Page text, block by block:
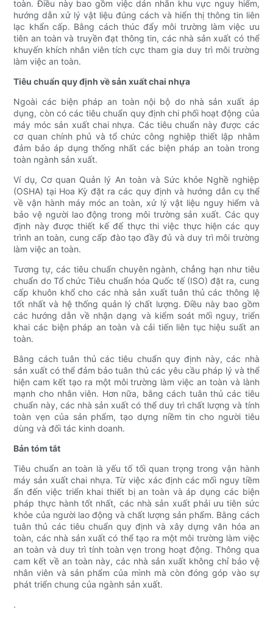
toàn. Điều này bao gồm việc dán nhãn khu vực nguy hiểm,
hướng dẫn xử lý vật liệu đúng cách và hiển thị thông tin liên
lạc khẩn cấp. Bằng cách thúc đẩy môi trường làm việc ưu
tiên an toàn và truyền đạt thông tin, các nhà sản xuất có thể
khuyến khích nhân viên tích cực tham gia duy trì môi trường
làm việc an toàn.
Tiêu chuẩn quy định về sản xuất chai nhựa
Ngoài các biện pháp an toàn nội bộ do nhà sản xuất áp
dụng, còn có các tiêu chuẩn quy định chi phối hoạt động của
máy móc sản xuất chai nhựa. Các tiêu chuẩn này được các
cơ quan chính phủ và tổ chức công nghiệp thiết lập nhằm
đảm bảo áp dụng thống nhất các biện pháp an toàn trong
toàn ngành sản xuất.
Ví dụ, Cơ quan Quản lý An toàn và Sức khỏe Nghề nghiệp
(OSHA) tại Hoa Kỳ đặt ra các quy định và hướng dẫn cụ thể
về vận hành máy móc an toàn, xử lý vật liệu nguy hiểm và
bảo vệ người lao động trong môi trường sản xuất. Các quy
định này được thiết kế để thực thi việc thực hiện các quy
trình an toàn, cung cấp đào tạo đầy đủ và duy trì môi trường
làm việc an toàn.
Tương tự, các tiêu chuẩn chuyên ngành, chẳng hạn như tiêu
chuẩn do Tổ chức Tiêu chuẩn hóa Quốc tế (ISO) đặt ra, cung
cấp khuôn khổ cho các nhà sản xuất tuân thủ các thông lệ
tốt nhất và hệ thống quản lý chất lượng. Điều này bao gồm
các hướng dẫn về nhận dạng và kiểm soát mối nguy, triển
khai các biện pháp an toàn và cải tiến liên tục hiệu suất an
toàn.
Bằng cách tuân thủ các tiêu chuẩn quy định này, các nhà
sản xuất có thể đảm bảo tuân thủ các yêu cầu pháp lý và thể
hiện cam kết tạo ra một môi trường làm việc an toàn và lành
mạnh cho nhân viên. Hơn nữa, bằng cách tuân thủ các tiêu
chuẩn này, các nhà sản xuất có thể duy trì chất lượng và tính
toàn vẹn của sản phẩm, tạo dựng niềm tin cho người tiêu
dùng và đối tác kinh doanh.
Bản tóm tắt
Tiêu chuẩn an toàn là yếu tố tối quan trọng trong vận hành
máy sản xuất chai nhựa. Từ việc xác định các mối nguy tiềm
ẩn đến việc triển khai thiết bị an toàn và áp dụng các biện
pháp thực hành tốt nhất, các nhà sản xuất phải ưu tiên sức
khỏe của người lao động và chất lượng sản phẩm. Bằng cách
tuân thủ các tiêu chuẩn quy định và xây dựng văn hóa an
toàn, các nhà sản xuất có thể tạo ra một môi trường làm việc
an toàn và duy trì tính toàn vẹn trong hoạt động. Thông qua
cam kết về an toàn này, các nhà sản xuất không chỉ bảo vệ
nhân viên và sản phẩm của mình mà còn đóng góp vào sự
phát triển chung của ngành sản xuất.
.